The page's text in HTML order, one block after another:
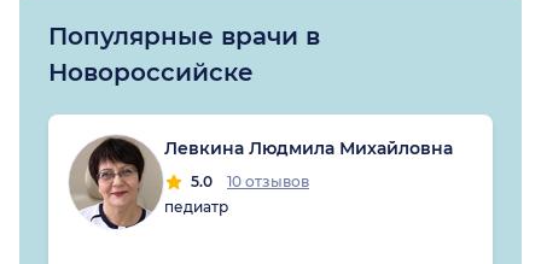
Популярные врачи в
Новороссийске
Левкина Людмила Михайловна
5.0
10 отзывов
педиатр